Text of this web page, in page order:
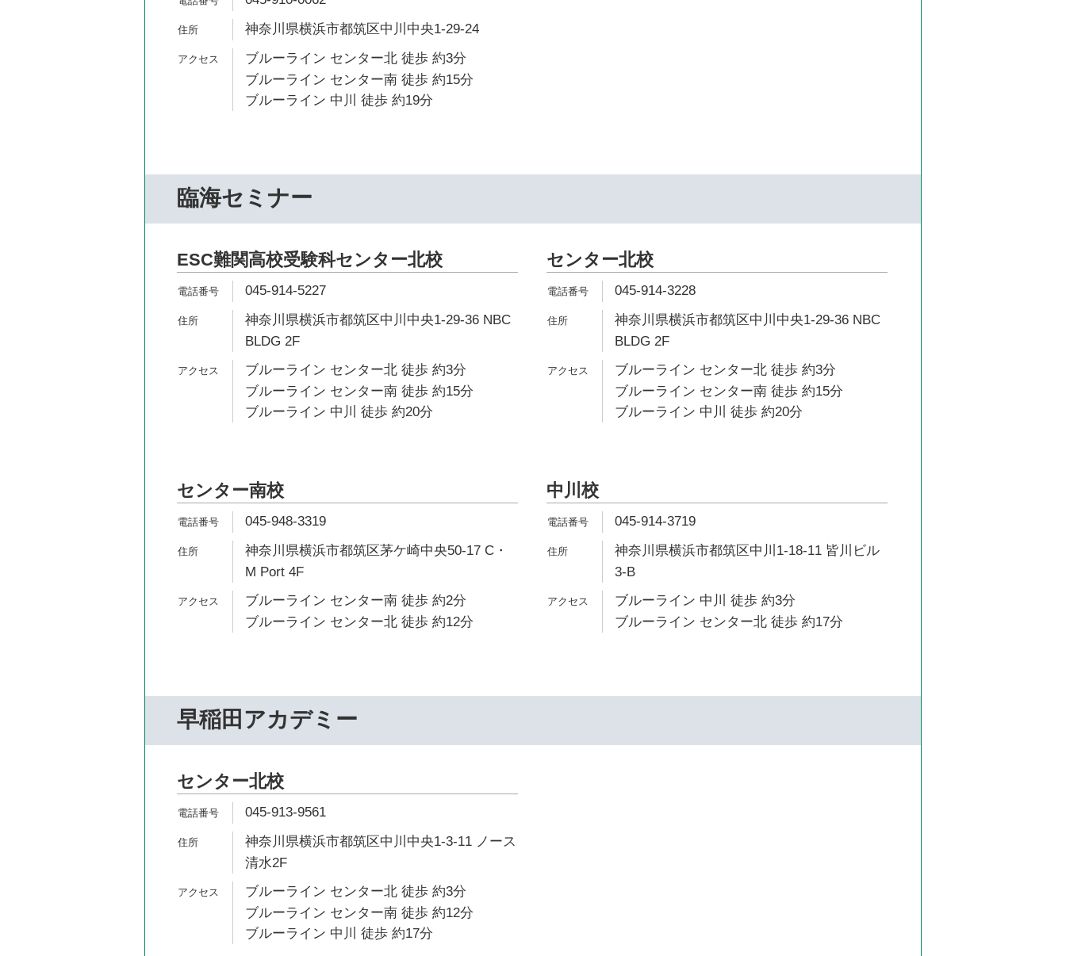
神奈川県横浜市都筑区中川中央1-29-24
ブルーライン センター北 徒歩 約3分
ブルーライン センター南 徒歩 約15分
ブルーライン 中川 徒歩 約19分
臨海セミナー
ESC難関高校受験科センター北校
045-914-5227
神奈川県横浜市都筑区中川中央1-29-36 NBC
BLDG 2F
ブルーライン センター北 徒歩 約3分
ブルーライン センター南 徒歩 約15分
ブルーライン 中川 徒歩 約20分
センター北校
045-914-3228
神奈川県横浜市都筑区中川中央1-29-36 NBC
BLDG 2F
ブルーライン センター北 徒歩 約3分
ブルーライン センター南 徒歩 約15分
ブルーライン 中川 徒歩 約20分
センター南校
045-948-3319
神奈川県横浜市都筑区茅ケ崎中央50-17 C・
M Port 4F
ブルーライン センター南 徒歩 約2分
ブルーライン センター北 徒歩 約12分
中川校
045-914-3719
神奈川県横浜市都筑区中川1-18-11 皆川ビル
3-B
ブルーライン 中川 徒歩 約3分
ブルーライン センター北 徒歩 約17分
早稲田アカデミー
センター北校
045-913-9561
神奈川県横浜市都筑区中川中央1-3-11 ノース
清水2F
ブルーライン センター北 徒歩 約3分
ブルーライン センター南 徒歩 約12分
ブルーライン 中川 徒歩 約17分